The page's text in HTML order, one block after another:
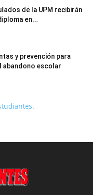
de la UPM recibirán
en...
y prevención para
abandono escolar